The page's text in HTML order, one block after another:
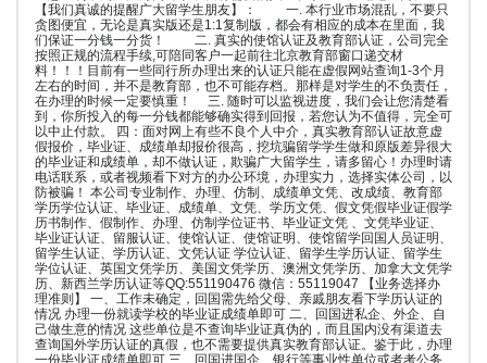
【我们真诚的提醒广大留学生朋友】： 一. 本行业市场混乱，不要只
贪图便宜，无论是真实版还是1:1复制版，都会有相应的成本在里面，我
们保证一分钱一分货！ 二. 真实的使馆认证及教育部认证，公司完全
按照正规的流程手续,可陪同客户一起前往北京教育部窗口递交材
料！！！目前有一些同行所办理出来的认证只能在虚假网站查询1-3个月
左右的时间，并不是教育部，也不可能存档。那样是对学生的不负责任，
在办理的时候一定要慎重！ 三. 随时可以监视进度，我们会让您清楚看
到，你所投入的每一分钱都能够确实得到回报，若您认为不值得，完全可
以中止付款。 四：面对网上有些不良个人中介，真实教育部认证故意虚
假报价，毕业证、成绩单却报价很高，挖坑骗留学学生做和原版差异很大
的毕业证和成绩单，却不做认证，欺骗广大留学生，请多留心！办理时请
电话联系，或者视频看下对方的办公环境，办理实力，选择实体公司，以
防被骗！ 本公司专业制作、办理、仿制、成绩单文凭、改成绩、教育部
学历学位认证、毕业证、成绩单、文凭、学历文凭、假文凭假毕业证假学
历书制作、假制作、办理、仿制学位证书、毕业证文凭 、文凭毕业证、
毕业证认证、留服认证、使馆认证、使馆证明、使馆留学回国人员证明、
留学生认证、学历认证、文凭认证 学位认证、留学生学历认证、留学生
学位认证、英国文凭学历、美国文凭学历、澳洲文凭学历、加拿大文凭学
历、新西兰学历认证等QQ:551190476 微信：55119047 【业务选择办
理准则】 一、工作未确定，回国需先给父母、亲戚朋友看下学历认证的
情况 办理一份就读学校的毕业证成绩单即可 二、回国进私企、外企、自
己做生意的情况 这些单位是不查询毕业证真伪的，而且国内没有渠道去
查询国外学历认证的真假，也不需要提供真实教育部认证。鉴于此，办理